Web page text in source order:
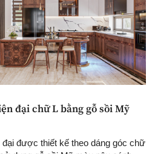
đại chữ L bằng gỗ sồi Mỹ
đại được thiết kế theo dáng góc chữ